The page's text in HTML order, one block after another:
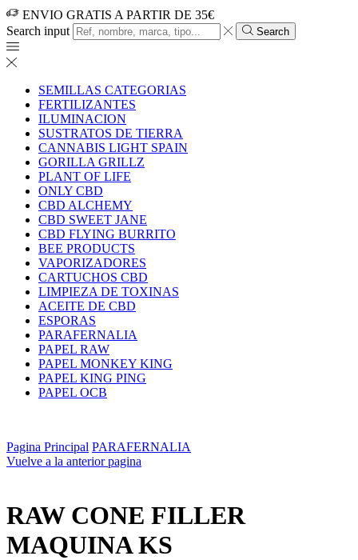
ENVIO GRATIS A PARTIR DE 35€
Search input
Search
SEMILLAS CATEGORIAS
FERTILIZANTES
ILUMINACION
SUSTRATOS DE TIERRA
CANNABIS LIGHT SPAIN
GORILLA GRILLZ
PLANT OF LIFE
ONLY CBD
CBD ALCHEMY
CBD SWEET JANE
CBD FLYING BURRITO
BEE PRODUCTS
VAPORIZADORES
CARTUCHOS CBD
LIMPIEZA DE TOXINAS
ACEITE DE CBD
ESPORAS
PARAFERNALIA
PAPEL RAW
PAPEL MONKEY KING
PAPEL KING PING
PAPEL OCB
Pagina Principal PARAFERNALIA
Vuelve a la anterior pagina
RAW CONE FILLER
MAQUINA KS